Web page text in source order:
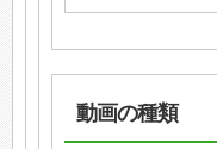
動画の種類